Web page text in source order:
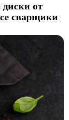
от
сварщики